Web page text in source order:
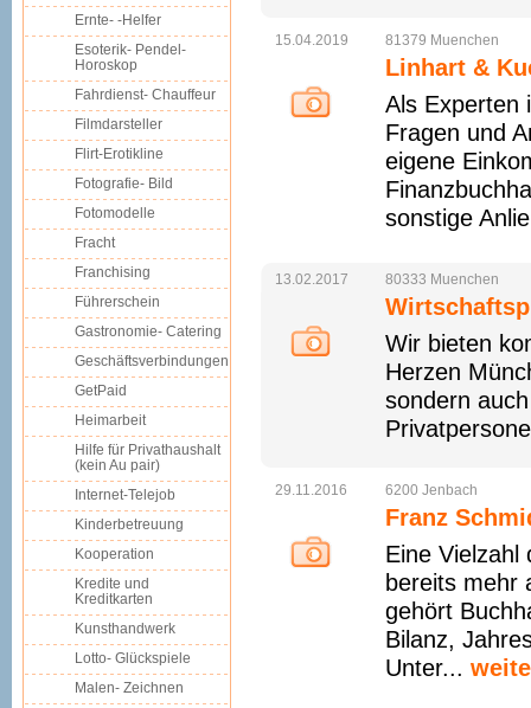
15.04.2019 81379 Muenchen
Linhart &
Als Experten
Fragen und
eigene
sonstige
13.02.2017 80333 Muenchen
Wir bieten
Herzen
sondern
29.11.2016 6200 Jenbach
Franz
Eine Vielzahl
bereits mehr
gehört
Bilanz,
Unter...
Ernte- -Helfer
Esoterik- Pendel-
Horoskop
Fahrdienst- Chauffeur
Filmdarsteller
Flirt-Erotikline
Fotografie- Bild
Fotomodelle
Fracht
Franchising
Führerschein
Gastronomie- Catering
Geschäftsverbindungen
GetPaid
Heimarbeit
Hilfe für Privathaushalt
(kein Au pair)
Internet-Telejob
Kinderbetreuung
Kooperation
Kredite und
Kreditkarten
Kunsthandwerk
Lotto- Glückspiele
Malen- Zeichnen